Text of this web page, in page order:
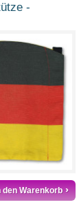
den Warenkorb